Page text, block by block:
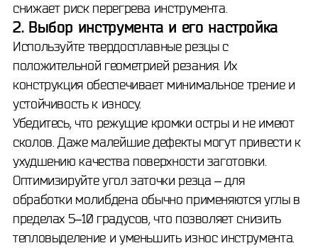
снижает риск перегрева инструмента.
2. Выбор инструмента и его настройка
Используйте твердосплавные резцы с
положительной геометрией резания. Их
конструкция обеспечивает минимальное трение и
устойчивость к износу.
Убедитесь, что режущие кромки остры и не имеют
сколов. Даже малейшие дефекты могут привести к
ухудшению качества поверхности заготовки.
Оптимизируйте угол заточки резца – для
обработки молибдена обычно применяются углы в
пределах 5–10 градусов, что позволяет снизить
тепловыделение и уменьшить износ инструмента.